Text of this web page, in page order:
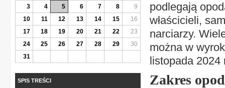
podlegają
właścicieli,
narciarzy.
można w
listopada 2024
Zakres
3
4 5 6 7 8
9
10
11 12 13 14 15
16
17
18 19 20 21 22
23
24
25 26 27 28 29
30
31
SPIS TREŚCI